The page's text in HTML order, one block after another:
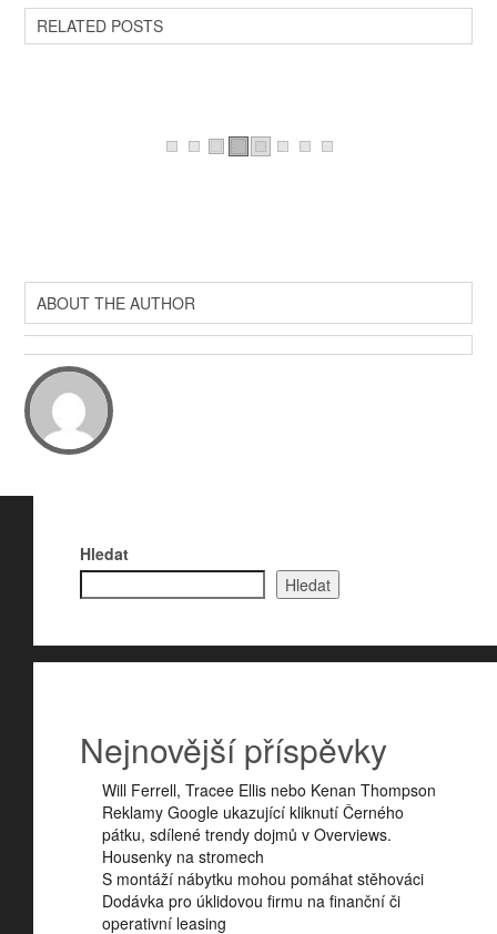
RELATED POSTS
ABOUT THE AUTHOR
Hledat
Hledat
Nejnovější příspěvky
Will Ferrell, Tracee Ellis nebo Kenan Thompson
Reklamy Google ukazující kliknutí Černého
pátku, sdílené trendy dojmů v Overviews.
Housenky na stromech
S montáží nábytku mohou pomáhat stěhováci
Dodávka pro úklidovou firmu na finanční či
operativní leasing